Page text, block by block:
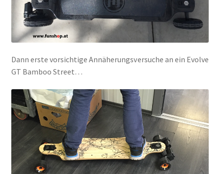
Dann erste vorsichtige Annäherungsversuche an ein Evolve
GT Bamboo Street…